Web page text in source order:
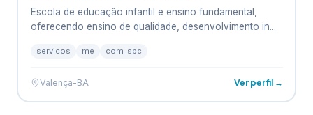
Escola de educação infantil e ensino fundamental,
oferecendo ensino de qualidade, desenvolvimento in...
servicos me com_spc
Valença-BA Ver perfil →